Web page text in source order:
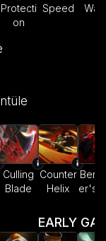
Protecti
on
Speed
Culling
Blade
Counter
Helix
er's
EARLY